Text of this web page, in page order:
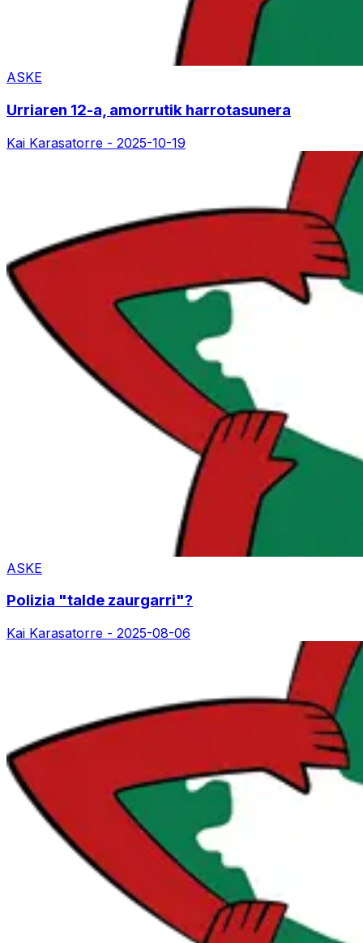
ASKE
Urriaren 12-a, amorrutik harrotasunera
Kai Karasatorre - 2025-10-19
ASKE
Polizia "talde zaurgarri"?
Kai Karasatorre - 2025-08-06